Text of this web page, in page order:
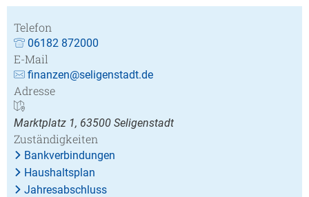
Telefon
06182 872000
E-Mail
finanzen@seligenstadt.de
Adresse
Marktplatz 1, 63500 Seligenstadt
Zuständigkeiten
Bankverbindungen
Haushaltsplan
Jahresabschluss